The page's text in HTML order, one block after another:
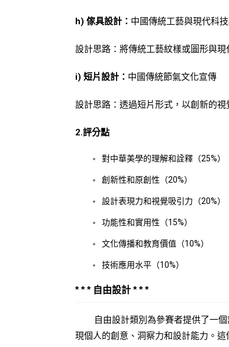
h) 傢具設計： 中國傳統工藝與現代科
設計思路：將傳統工藝紋樣或圖形與
i) 短片設計： 中國傳統節氣文化宣傳
設計思路：透過短片形式，以創新的
2.評分點
對中華美學的理解和詮釋（25%）
創新性和原創性（20%）
設計表現力和視覺吸引力（20%）
功能性和實用性（15%）
文化傳播和教育價值（10%）
技術應用水平（10%）
* * * 自由設計 * * *
自由設計類別為參賽者提供了一個
現個人的創意、洞察力和設計能力。